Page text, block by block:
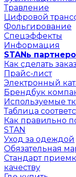
Травление
Цифровой
Фольгирование
Спецэффекты
Информация
STANь
Как сделать заказ
Прайс-лист
Электронный
Брендбук
Используемые
Таблица
Как правильно
STAN
Уход за одеждой
Обязательная
Стандарт
качеству